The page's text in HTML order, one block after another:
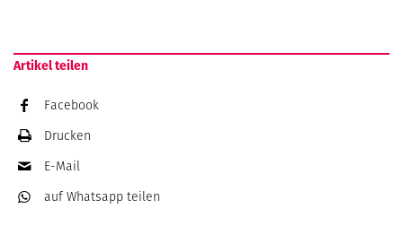
Artikel teilen
Facebook
Drucken
E-Mail
auf Whatsapp teilen